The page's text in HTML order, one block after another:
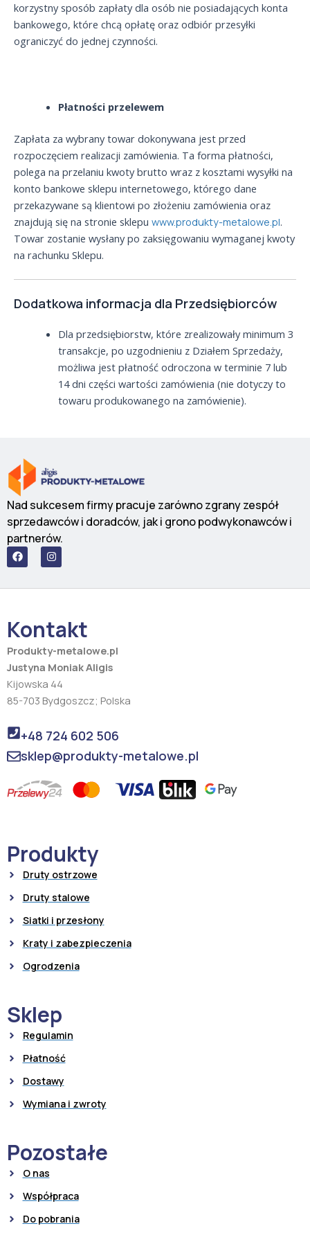
korzystny sposób zapłaty dla osób nie posiadających konta
bankowego, które chcą opłatę oraz odbiór przesyłki
ograniczyć do jednej czynności.
Płatności przelewem
Zapłata za wybrany towar dokonywana jest przed
rozpoczęciem realizacji zamówienia. Ta forma płatności,
polega na przelaniu kwoty brutto wraz z kosztami wysyłki na
konto bankowe sklepu internetowego, którego dane
przekazywane są klientowi po złożeniu zamówienia oraz
znajdują się na stronie sklepu www.produkty-metalowe.pl.
Towar zostanie wysłany po zaksięgowaniu wymaganej kwoty
na rachunku Sklepu.
Dodatkowa informacja dla Przedsiębiorców
Dla przedsiębiorstw, które zrealizowały minimum 3
transakcje, po uzgodnieniu z Działem Sprzedaży,
możliwa jest płatność odroczona w terminie 7 lub
14 dni części wartości zamówienia (nie dotyczy to
towaru produkowanego na zamówienie).
Nad sukcesem firmy pracuje zarówno zgrany zespół
sprzedawców i doradców, jak i grono podwykonawców i
partnerów.
F
a
c
b
k
I
n
s
a
a
m
Kontakt
Produkty-metalowe.pl
Justyna Moniak Aligis
Kijowska 44
85-703 Bydgoszcz; Polska
+48 724 602 506
sklep@produkty-metalowe.pl
Produkty
Druty ostrzowe
Druty stalowe
Siatki i przesłony
Kraty i zabezpieczenia
Ogrodzenia
Sklep
Regulamin
Płatność
Dostawy
Wymiana i zwroty
Pozostałe
O nas
Współpraca
Do pobrania